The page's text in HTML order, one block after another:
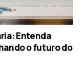
Entenda
o futuro do